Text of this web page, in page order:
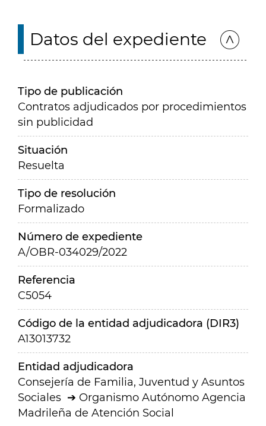
Datos del expediente
Tipo de publicación
Contratos adjudicados por procedimientos
sin publicidad
Situación
Resuelta
Tipo de resolución
Formalizado
Número de expediente
A/OBR-034029/2022
Referencia
C5054
Código de la entidad adjudicadora (DIR3)
A13013732
Entidad adjudicadora
Consejería de Familia, Juventud y Asuntos
Sociales
Organismo Autónomo Agencia
Madrileña de Atención Social